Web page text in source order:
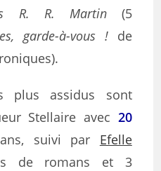
R. R. Martin(5
garde-à-vous !de
plus assidus sont
Stellaire avec 20
suivi par Efelle
de romans et 3